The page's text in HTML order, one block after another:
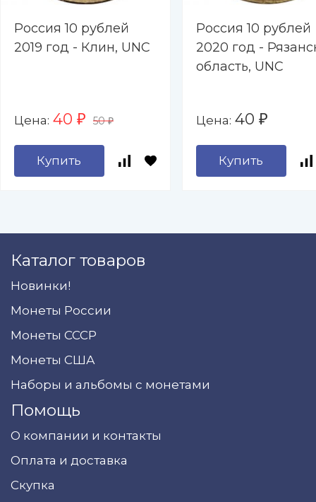
Россия 10 рублей
2019 год - Клин, UNC
Цена: 40 ₽ 50₽
Купить
Россия 10 рублей
2020 год -
область, UNC
Цена: 40 ₽
Купить
Каталог товаров
Новинки!
Монеты России
Монеты СССР
Монеты США
Наборы и альбомы с монетами
Помощь
О компании и контакты
Оплата и доставка
Скупка